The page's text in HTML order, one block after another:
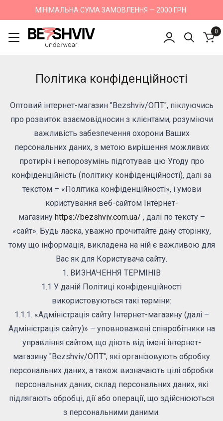
МІНІМАЛЬНА СУМА ЗАМОВЛЕННЯ — 2000 ГРН.
0
Політика конфіденційності
Оптовий інтернет-магазин "Bezshviv/ОПТ", піклуючись
про розвиток взаємовідносин з клієнтами, розуміючи
важливість забезпечення охорони Ваших
персональних даних, з метою вирішення можливих
протиріч і непорозумінь підготував цю Угоду про
конфіденційність (політику конфіденційності), далі за
текстом – «Політика конфіденційності», і умови
користування веб-сайтом Інтернет-
магазину https://bezshviv.com.ua/ , далі по тексту –
«сайт». Будь ласка, уважно прочитайте дану сторінку,
тому що інформація, викладена на ній є важливою для
Вас як для Користувача сайту.
1. ВИЗНАЧЕННЯ ТЕРМІНІВ
1.1 У даній Політиці конфіденційності
використовуються такі терміни:
1.1.1. «Адміністрація сайту Інтернет-магазину (далі –
Адміністрація сайту)» – уповноважені співробітники на
управління сайтом, що діють від імені інтернет-
магазину "Bezshviv/ОПТ", які організовують обробку
персональних даних, а також визначають цілі обробки
персональних даних, склад персональних даних, які
підлягають обробці, дії або операції, що здійснюються
з персональними даними.